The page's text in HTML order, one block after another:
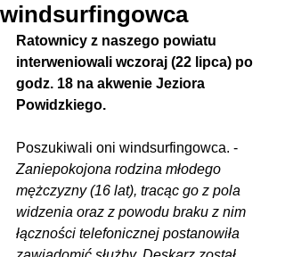
windsurfingowca
Ratownicy z naszego powiatu
interweniowali wczoraj (22 lipca) po
godz. 18 na akwenie Jeziora
Powidzkiego.
Poszukiwali oni windsurfingowca. -
Zaniepokojona rodzina młodego
mężczyzny (16 lat), tracąc go z pola
widzenia oraz z powodu braku z nim
łączności telefonicznej postanowiła